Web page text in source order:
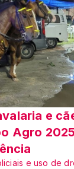
e
Agro
e uso de